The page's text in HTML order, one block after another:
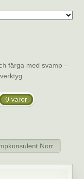
färga med svamp –
0 varor
Norr